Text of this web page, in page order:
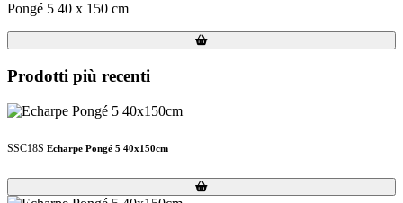
Pongé 5 40 x 150 cm
Loading...
Loading...
Prodotti più recenti
SSC18S Echarpe Pongé 5 40x150cm
Loading...
Loading...